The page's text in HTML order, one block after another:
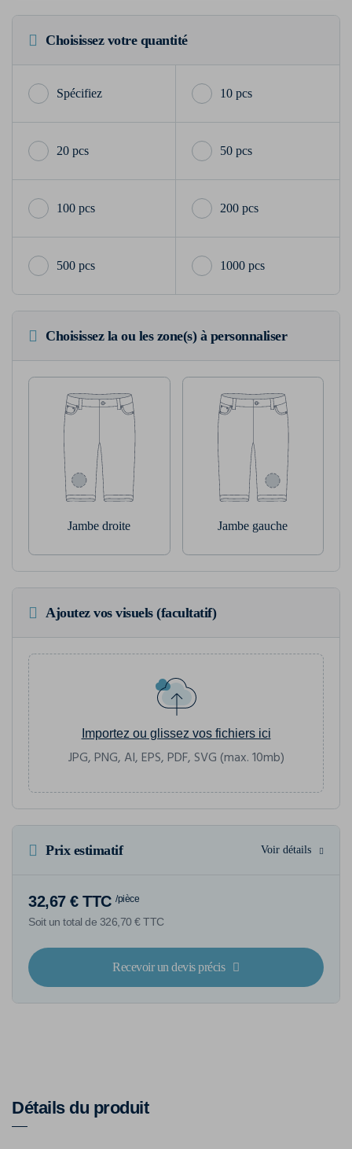
Choisissez votre quantité
10 pcs
20 pcs 50 pcs
100 pcs 200 pcs
500 pcs 1000 pcs
Choisissez la ou les zone(s) à personnaliser
Jambe droite Jambe gauche
Ajoutez vos visuels (facultatif)
Importez ou glissez vos fichiers ici
JPG, PNG, AI, EPS, PDF, SVG (max. 10mb)
Prix estimatif Voir détails
32,67 € TTC /pièce
Soit un total de 326,70 € TTC
Recevoir un devis précis
Détails du produit